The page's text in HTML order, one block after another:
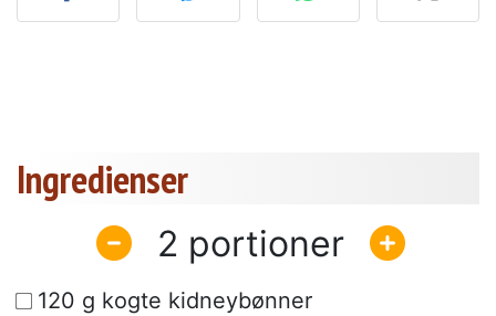
Ingredienser
2
120 g kogte kidneybønner